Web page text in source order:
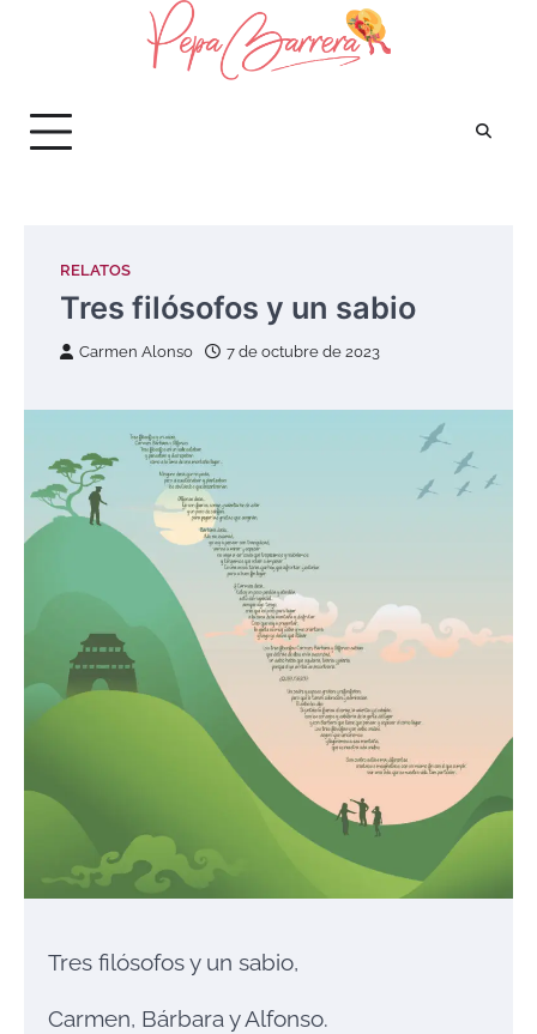
RELATOS
Tres filósofos y un sabio
Carmen Alonso 7 de octubre de 2023
Tres filósofos y un sabio,
Carmen, Bárbara y Alfonso.